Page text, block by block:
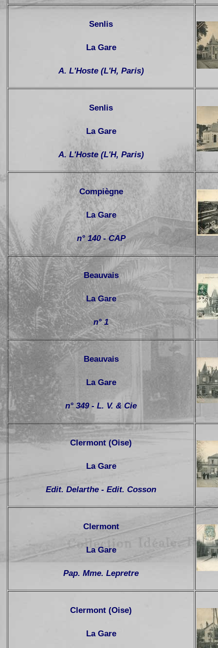
Senlis
La Gare
A. L'Hoste (L'H, Paris)
Senlis
La Gare
A. L'Hoste (L'H, Paris)
Compiègne
La Gare
n° 140 - CAP
Beauvais
La Gare
n° 1
Beauvais
La Gare
n° 349 - L. V. & Cie
Clermont (Oise)
La Gare
Edit. Delarthe - Edit. Cosson
Clermont
La Gare
Pap. Mme. Lepretre
Clermont (Oise)
La Gare